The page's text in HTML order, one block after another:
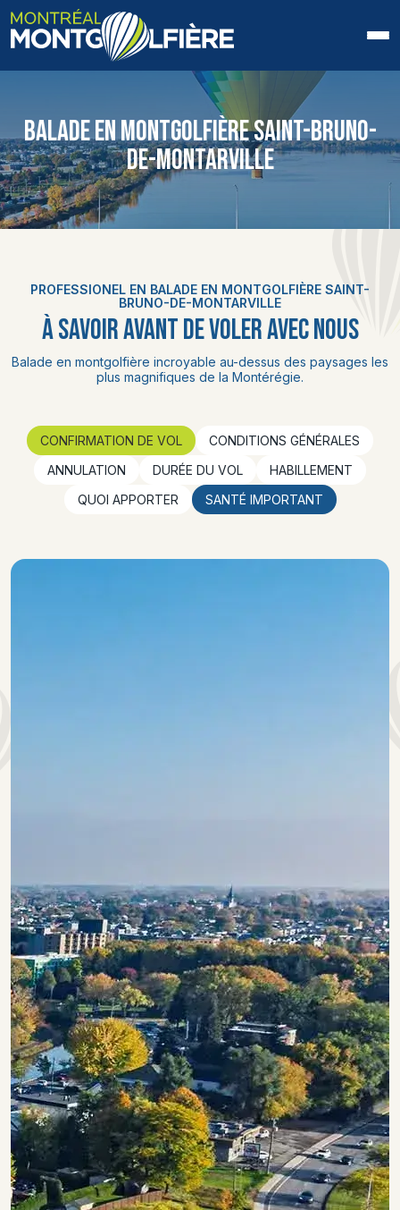
QUI SOMMES-NOUS
FAQ
BLOGUE
CONTACT
EN
BALADE EN MONTGOLFIÈRE SAINT-BRUNO-
DE-MONTARVILLE
PROFESSIONEL EN BALADE EN MONTGOLFIÈRE SAINT-
BRUNO-DE-MONTARVILLE
À SAVOIR AVANT DE VOLER AVEC NOUS
Balade en montgolfière incroyable au-dessus des paysages les
plus magnifiques de la Montérégie.
CONFIRMATION DE VOL
CONDITIONS GÉNÉRALES
ANNULATION
DURÉE DU VOL
HABILLEMENT
QUOI APPORTER
SANTÉ IMPORTANT